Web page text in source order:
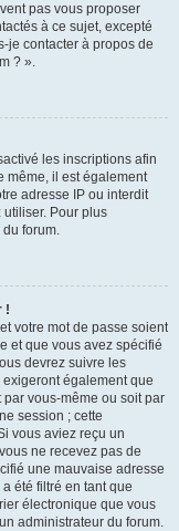
pas vous proposer
à ce sujet, excepté
je contacter à propos de
? ».
les inscriptions afin
même, il est également
adresse IP ou interdit
utiliser. Pour plus
forum.
!
votre mot de passe soient
et que vous avez spécifié
devrez suivre les
également que
vous-même ou soit par
session ; cette
vous aviez reçu un
ne recevez pas de
une mauvaise adresse
été filtré en tant que
électronique que vous
administrateur du forum.